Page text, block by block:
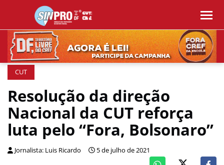
CUT
Resolução da direção
Nacional da CUT reforça
luta pelo “Fora, Bolsonaro”
Jornalista: Luis Ricardo 5 de julho de 2021